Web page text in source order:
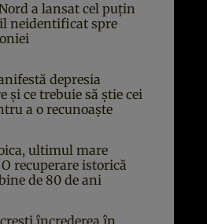
a lansat cel puțin
neidentificat spre
depresia
și ce trebuie să știe cei
a o recunoaște
ultimul mare
recuperare istorică
de 80 de ani
încrederea în